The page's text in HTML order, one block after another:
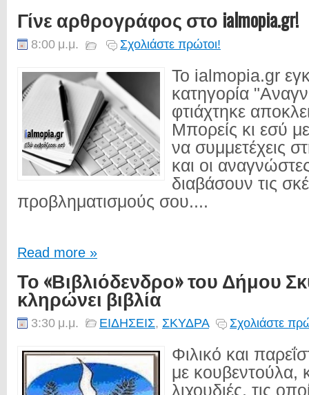
Γίνε αρθρογράφος στο ialmopia.gr!
8:00 μ.μ. Σχολιάστε πρώτοι!
Το ialmopia.gr
κατηγορία
φτιάχτηκε
Μπορείς κι εσύ
να συμμετέχεις
και οι
διαβάσουν τις
προβληματισμούς σου....
Read more »
Το «Βιβλιόδενδρο» του Δήμου
κληρώνει βιβλία
3:30 μ.μ. ΕΙΔΗΣΕΙΣ, ΣΚΥΔΡΑ Σχολιάστε
Φιλικό και
με κουβεντούλα,
λιχουδιές, τις